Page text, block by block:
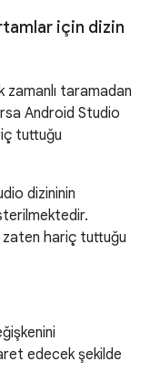
için dizin
zamanlı taramadan
Android Studio
tuttuğu
dizininin
zaten hariç tuttuğu
edecek şekilde